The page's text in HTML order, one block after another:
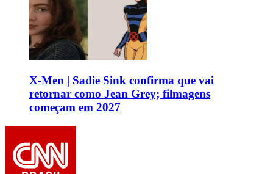
X-Men | Sadie Sink confirma que vai
retornar como Jean Grey; filmagens
começam em 2027